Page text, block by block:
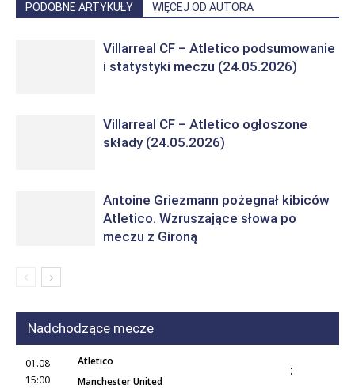
PODOBNE ARTYKUŁY WIĘCEJ OD AUTORA
Villarreal CF – Atletico podsumowanie
i statystyki meczu (24.05.2026)
Villarreal CF – Atletico ogłoszone
składy (24.05.2026)
Antoine Griezmann pożegnał kibiców
Atletico. Wzruszające słowa po
meczu z Gironą
Nadchodzące mecze
01.08
15:00
Atletico
Manchester United
: